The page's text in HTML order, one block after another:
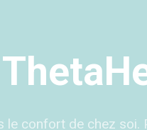
le confort de chez soi.